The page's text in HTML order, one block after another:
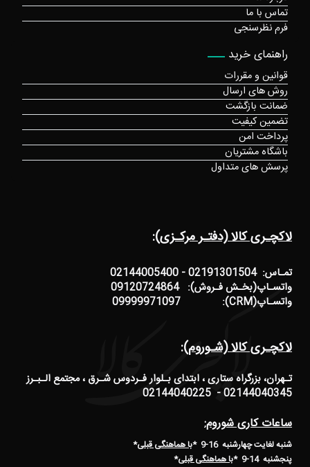
لاکچـری کالا (دفتـر مرکـزی):
تمـاس: 02191301504 - 02144005400
واتسـاپ(بخـش فـروش): 09120724864
واتسـاپ(CRM): 09999971097
لاکچـری کالا (شـوروم):
تـهران، بزرگراه ستاری ، ابتدای بـلوار فـردوس شـرق ، مجتمع الـبـرز
02144040345 - 02144040225
ساعات کاری شوروم:
شنبه لغایت چهارشنبه 16-9 * با هماهنگی قبلی*
پنجشنبه 14-9
*با هماهنگی قبلی*
تماس با ما
فرم نظرسنجی
راهنمای خرید
قوانین و مقررات
روش های ارسال
ضمانت بازگشت
تضمین کیفیت
پرداخت امن
باشگاه مشتریان
پرسش های متداول